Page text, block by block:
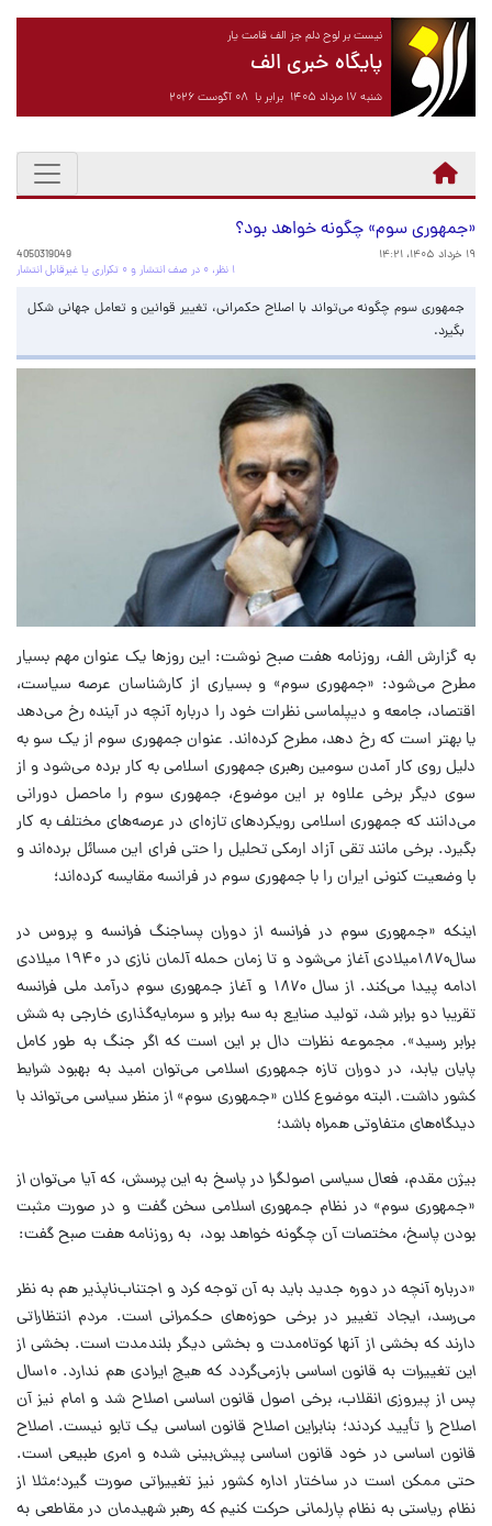
نیست بر لوح دلم جز الف قامت یار
پایگاه خبری الف
شنبه ۱۷ مرداد ۱۴۰۵ برابر با ۰۸ آگوست ۲۰۲۶
«جمهوری سوم» چگونه خواهد بود؟
۱۹ خرداد ۱۴۰۵، ۱۴:۲۱
4050319049
۱ نظر، ۰ در صف انتشار و ۰ تکراری یا غیرقابل انتشار
جمهوری سوم چگونه می‌تواند با اصلاح حکمرانی، تغییر قوانین و تعامل جهانی شکل
بگیرد.
به گزارش الف، روزنامه هفت صبح نوشت: این روزها یک عنوان مهم بسیار
مطرح می‌شود: «جمهوری سوم» و بسیاری از کارشناسان عرصه سیاست،
اقتصاد، جامعه و دیپلماسی نظرات خود را درباره آنچه در آینده رخ می‌دهد
یا بهتر است که رخ دهد، مطرح کرده‌اند. عنوان جمهوری سوم از یک سو به
دلیل روی کار آمدن سومین رهبری جمهوری اسلامی به کار برده می‌شود و از
سوی دیگر برخی علاوه بر این موضوع، جمهوری سوم را ماحصل دورانی
می‌دانند که جمهوری اسلامی رویکردهای تازه‌ای در عرصه‌های مختلف به کار
بگیرد. برخی مانند تقی آزاد ارمکی تحلیل را حتی فرای این مسائل برده‌اند و
با وضعیت کنونی ایران را با جمهوری سوم در فرانسه مقایسه کرده‌اند؛
اینکه «جمهوری سوم در فرانسه از دوران پساجنگ فرانسه و پروس در
سال۱۸۷۰میلادی آغاز می‌شود و تا زمان حمله آلمان نازی در ۱۹۴۰ میلادی
ادامه پیدا می‌کند. از سال ۱۸۷۰ و آغاز جمهوری سوم درآمد ملی فرانسه
تقریبا دو برابر شد، تولید صنایع به سه برابر و سرمایه‌گذاری خارجی به شش
برابر رسید». مجموعه نظرات دال بر این است که اگر جنگ به طور کامل
پایان یابد، در دوران تازه جمهوری اسلامی می‌توان امید به بهبود شرایط
کشور داشت. البته موضوع کلان «جمهوری سوم» از منظر سیاسی می‌تواند با
دیدگاه‌های متفاوتی همراه باشد؛
بیژن مقدم، فعال سیاسی اصولگرا در پاسخ به این پرسش، که آیا می‌توان از
«جمهوری سوم» در نظام جمهوری اسلامی سخن گفت و در صورت مثبت
بودن پاسخ، مختصات آن چگونه خواهد بود، به روزنامه هفت صبح گفت:
«درباره آنچه در دوره جدید باید به آن توجه کرد و اجتناب‌ناپذیر هم به نظر
می‌رسد، ایجاد تغییر در برخی حوزه‌های حکمرانی است. مردم انتظاراتی
دارند که بخشی از آنها کوتاه‌مدت و بخشی دیگر بلندمدت است. بخشی از
این تغییرات به قانون اساسی بازمی‌گردد که هیچ ایرادی هم ندارد. ۱۰سال
پس از پیروزی انقلاب، برخی اصول قانون اساسی اصلاح شد و امام نیز آن
اصلاح را تأیید کردند؛ بنابراین اصلاح قانون اساسی یک تابو نیست. اصلاح
قانون اساسی در خود قانون اساسی پیش‌بینی شده و امری طبیعی است.
حتی ممکن است در ساختار اداره کشور نیز تغییراتی صورت گیرد؛مثلا از
نظام ریاستی به نظام پارلمانی حرکت کنیم که رهبر شهیدمان در مقاطعی به